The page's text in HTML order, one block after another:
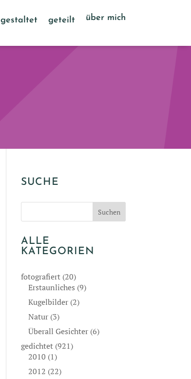
gestaltet geteilt über mich
SUCHE
ALLE
KATEGORIEN
fotografiert(20)
Erstaunliches (9)
Kugelbilder(2)
Natur(3)
Überall Gesichter(6)
gedichtet(921)
2010 (1)
2012 (22)